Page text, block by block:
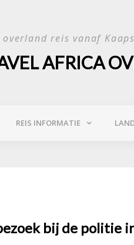
overland reis vanaf
AFRICA
REIS INFORMATIE
bij de politie